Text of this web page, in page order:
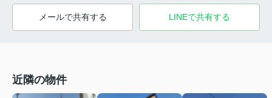
メールで共有する LINEで共有する
近隣の物件